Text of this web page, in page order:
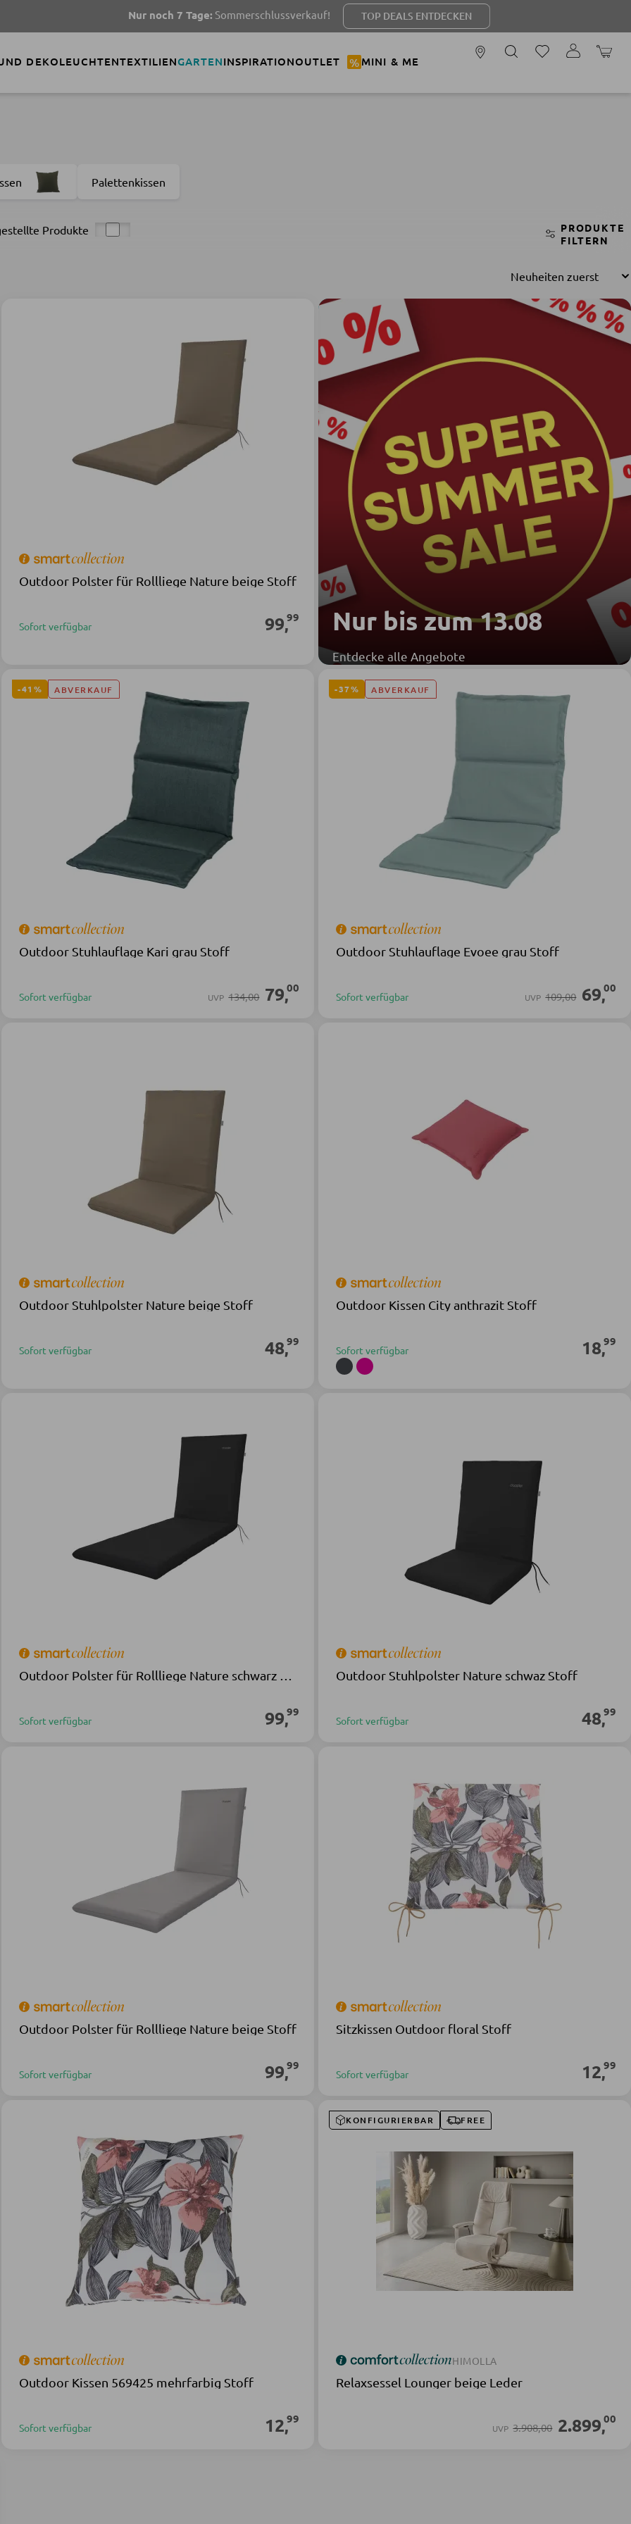
Nur noch 7 Tage:Sommerschlussverkauf! TOP DEALS ENTDECKEN
DEKOLEUCHTENTEXTILIENGARTENINSPIRATIONOUTLET % MINI & ME
Palettenkissen
PRODUKTE
FILTERN
Produkte
Nur bis zum 13.08
Entdecke alle Angebote
Outdoor Polster für Rollliege Nature beige Stoff
Sofort verfügbar 99,99
-41% ABVERKAUF
Outdoor Stuhlauflage Kari grau Stoff
Sofort verfügbar UVP 134,00 79,00
-37% ABVERKAUF
Outdoor Stuhlauflage Evoee grau Stoff
Sofort verfügbar UVP 109,00 69,00
Outdoor Stuhlpolster Nature beige Stoff
Sofort verfügbar 48,99
Outdoor Kissen City anthrazit Stoff
Sofort verfügbar 18,99
Sofort verfügbar 99,99
Outdoor Stuhlpolster Nature schwaz Stoff
Sofort verfügbar 48,99
Outdoor Polster für Rollliege Nature beige Stoff
Sofort verfügbar 99,99
Sitzkissen Outdoor floral Stoff
Sofort verfügbar 12,99
Outdoor Kissen 569425 mehrfarbig Stoff
Sofort verfügbar 12,99
KONFIGURIERBAR FREE
HIMOLLA
Relaxsessel Lounger beige Leder
UVP 3.908,00 2.899,00